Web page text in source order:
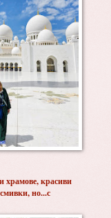
храмове, красиви
но...с